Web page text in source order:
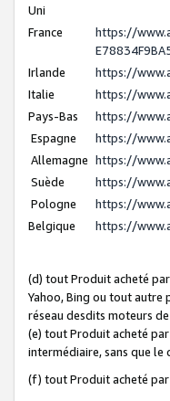
Uni
France
https://
Irlande
https://
Italie
https://
Pays-Bas
https://
Espagne
https://
Allemagne https://
Suède
https://
Pologne
https://
Belgique
https://
(d) tout Produit acheté
Yahoo, Bing ou tout autre
réseau desdits moteurs de
(e) tout Produit acheté
intermédiaire, sans que
(f) tout Produit acheté